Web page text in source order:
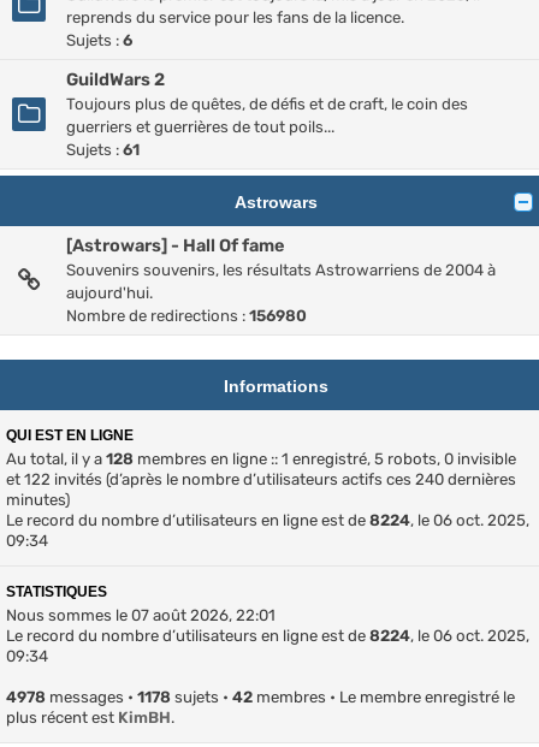
reprends du service pour les fans de la licence.
Sujets : 6
GuildWars 2
Toujours plus de quêtes, de défis et de craft, le coin des
guerriers et guerrières de tout poils...
Sujets : 61
Astrowars
[Astrowars] - Hall Of fame
Souvenirs souvenirs, les résultats Astrowarriens de 2004 à
aujourd'hui.
Nombre de redirections : 156980
Informations
QUI EST EN LIGNE
Au total, il y a 128 membres en ligne :: 1 enregistré, 5 robots, 0 invisible
et 122 invités (d’après le nombre d’utilisateurs actifs ces 240 dernières
minutes)
Le record du nombre d’utilisateurs en ligne est de 8224, le 06 oct. 2025,
09:34
STATISTIQUES
Nous sommes le 07 août 2026, 22:01
Le record du nombre d’utilisateurs en ligne est de 8224, le 06 oct. 2025,
09:34
4978 messages • 1178 sujets • 42 membres • Le membre enregistré le
plus récent est KimBH.